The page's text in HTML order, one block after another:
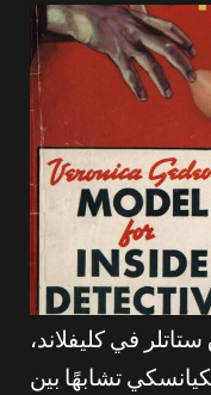
في كليفلاند،
تشابهًا بين